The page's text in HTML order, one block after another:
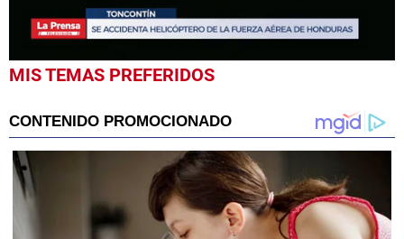
0
seconds
minute,
40
seconds
MIS TEMAS PREFERIDOS